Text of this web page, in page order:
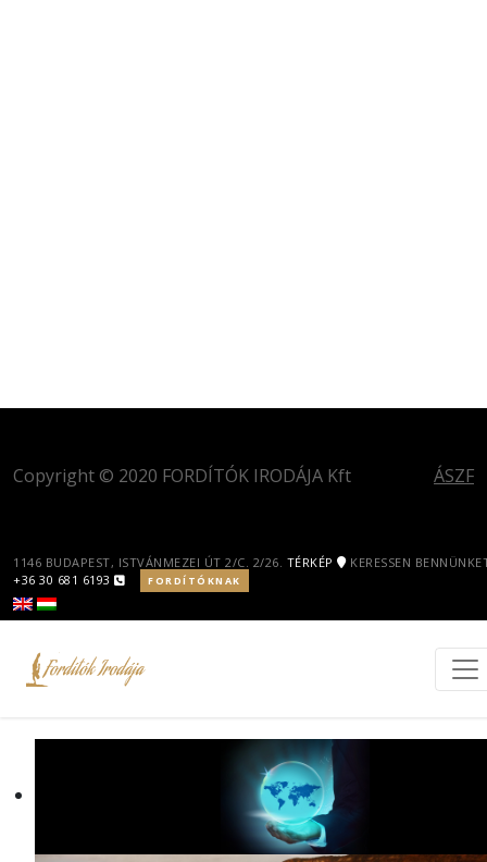
ÁSZF
Copyright © 2020 FORDÍTÓK IRODÁJA Kft
1146 BUDAPEST, ISTVÁNMEZEI ÚT 2/C. 2/26. TÉRKÉP
KERESSEN
+36 30 681 6193
FORDÍTÓKNAK